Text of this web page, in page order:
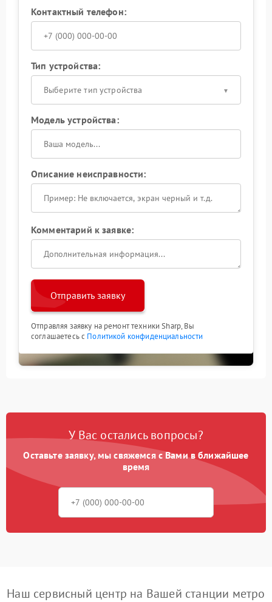
Контактный телефон:
Тип устройства:
Выберите тип устройства
Модель устройства:
Описание неисправности:
Комментарий к заявке:
Отправить заявку
Отправляя заявку на ремонт техники Sharp, Вы
соглашаетесь с Политикой конфиденциальности
У Вас остались вопросы?
Оставьте заявку, мы свяжемся с Вами в ближайшее
время
Наш сервисный центр на Вашей станции метро